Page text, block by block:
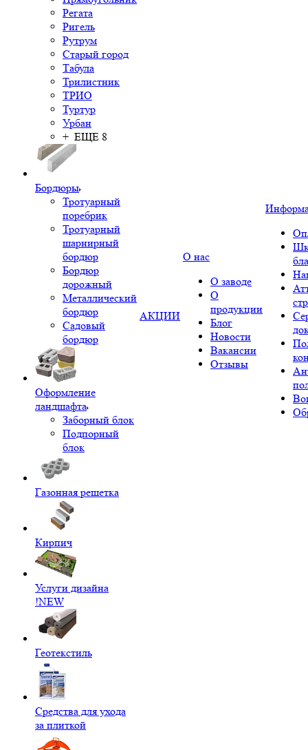
Регата
Ригель
Рутрум
Старый город
Табула
Трилистник
ТРИО
Туртур
Урбан
+ ЕЩЕ 8
Бордюры
Тротуарный
поребрик
Тротуарный
шарнирный
бордюр
Бордюр
дорожный
Металлический
бордюр
Садовый
бордюр
Оформление
ландшафта
Заборный блок
Подпорный
блок
Газонная решетка
Кирпич
Услуги дизайна
!NEW
Геотекстиль
Средства для ухода
за плиткой
АКЦИИ
О нас
О заводе
О
продукции
Блог
Новости
Вакансии
Отзывы